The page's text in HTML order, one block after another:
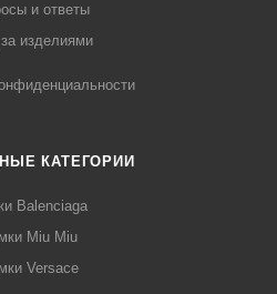
и ответы
изделиями
КАТЕГОРИИ
Balenciaga
Miu Miu
Versace